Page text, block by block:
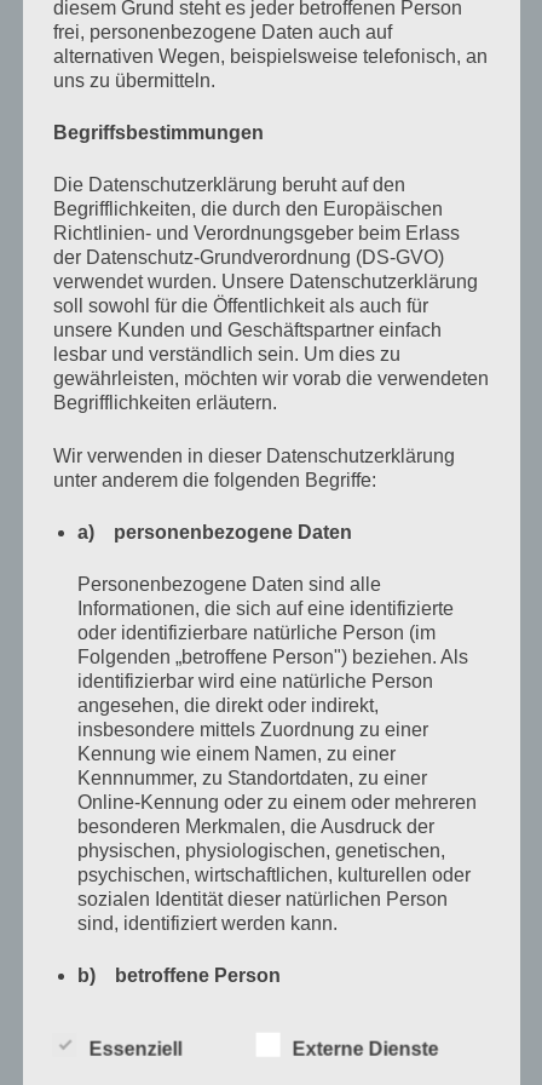
Lebowski stellt sich hinter mich und legt seine Hände
seinem Sohn tun würde. Ich finde es seltsam, aber lasse
es zu, weil es sich gut anfühlt und weil er mein Freund
ist, der nicht nur da ist, wenn es Bier gibt, sondern auch,
wenn sich mein Innerstes anfühlt, wie ein Flächenbrand
auf dem australischen Kontinent.
»Du hast gesagt, dass alles gut wird, Karl. Ich vertraue
dir. Und ich weiß sehr wohl, dass das nicht zwingend
bedeutet, dass alles so wird, wie ich es mir vorstelle.
Vielleicht werde ich sie nun endgültig verlieren.
Vielleicht verliere ich sogar beide. Aber, ich werde nie
wieder mich selbst verlieren. Egal was kommt, ich
weitaus entschlossener, als es sich anfühlt und deute
mit einer leichten Kopfbewegung Richtung Garten,
falle immer wieder auf die Pfoten.«
»Falls du dir die Pfoten brichst oder gar den Hals, ich bin
, Lebowski klopft mir aufmunternd auf die linke
Schulter, bevor er wortlos den Raum verlässt und kurze
Zeit später wohl auch das Haus. Dafür, dass er so ein
ausgewachsener Kerl ist, tut er das überraschend leise.
Im Nachhinein kann ich mich nicht daran erinnern,
weder seine Schritte auf der sonst so laut knarzenden
Holztreppe wahrgenommen zu haben, noch die
diesem Grund steht es jeder betroffenen Person
frei, personenbezogene Daten auch auf
alternativen Wegen, beispielsweise telefonisch, an
uns zu übermitteln.
Begriffsbestimmungen
Die Datenschutzerklärung beruht auf den
Begrifflichkeiten, die durch den Europäischen
Richtlinien- und Verordnungsgeber beim Erlass
der Datenschutz-Grundverordnung (DS-GVO)
verwendet wurden. Unsere Datenschutzerklärung
soll sowohl für die Öffentlichkeit als auch für
unsere Kunden und Geschäftspartner einfach
lesbar und verständlich sein. Um dies zu
gewährleisten, möchten wir vorab die verwendeten
Begrifflichkeiten erläutern.
Wir verwenden in dieser Datenschutzerklärung
unter anderem die folgenden Begriffe:
a) personenbezogene Daten
Personenbezogene Daten sind alle
Informationen, die sich auf eine identifizierte
oder identifizierbare natürliche Person (im
Folgenden „betroffene Person") beziehen. Als
identifizierbar wird eine natürliche Person
angesehen, die direkt oder indirekt,
insbesondere mittels Zuordnung zu einer
Kennung wie einem Namen, zu einer
Kennnummer, zu Standortdaten, zu einer
Online-Kennung oder zu einem oder mehreren
besonderen Merkmalen, die Ausdruck der
physischen, physiologischen, genetischen,
psychischen, wirtschaftlichen, kulturellen oder
sozialen Identität dieser natürlichen Person
sind, identifiziert werden kann.
b) betroffene Person
identifizierbare natürliche Person, deren
Essenziell Externe Dienste